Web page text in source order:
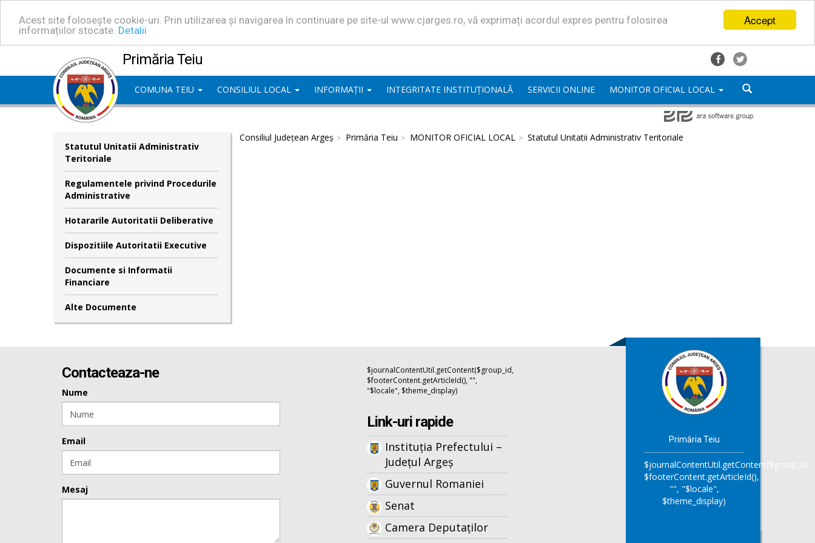
Accept
Acest site folosește cookie-uri. Prin utilizarea și navigarea în continuare pe site-ul www.cjarges.ro, vă exprimați acordul expres pentru folosirea
informațiilor stocate. Detalii
Primăria Teiu
COMUNA TEIU CONSILIUL LOCAL INFORMAȚII INTEGRITATE INSTITUȚIONALĂ SERVICII ONLINE MONITOR OFICIAL LOCAL
Statutul Unitatii Administrativ
Teritoriale
Regulamentele privind Procedurile
Administrative
Hotararile Autoritatii Deliberative
Dispozitiile Autoritatii Executive
Documente si Informatii
Financiare
Alte Documente
Consiliul Județean Argeș Primăria Teiu MONITOR OFICIAL LOCAL Statutul Unitatii Administrativ Teritoriale
Contacteaza-ne
Nume
Email
Mesaj
$journalContentUtil.getContent($group_id,
$footerContent.getArticleId(), "",
"$locale", $theme_display)
Link-uri rapide
Instituția Prefectului –
Județul Argeș
Guvernul Romaniei
Senat
Camera Deputaților
Primăria Teiu
$journalContentUtil.getContent($group_id,
$footerContent.getArticleId(),
"", "$locale",
$theme_display)